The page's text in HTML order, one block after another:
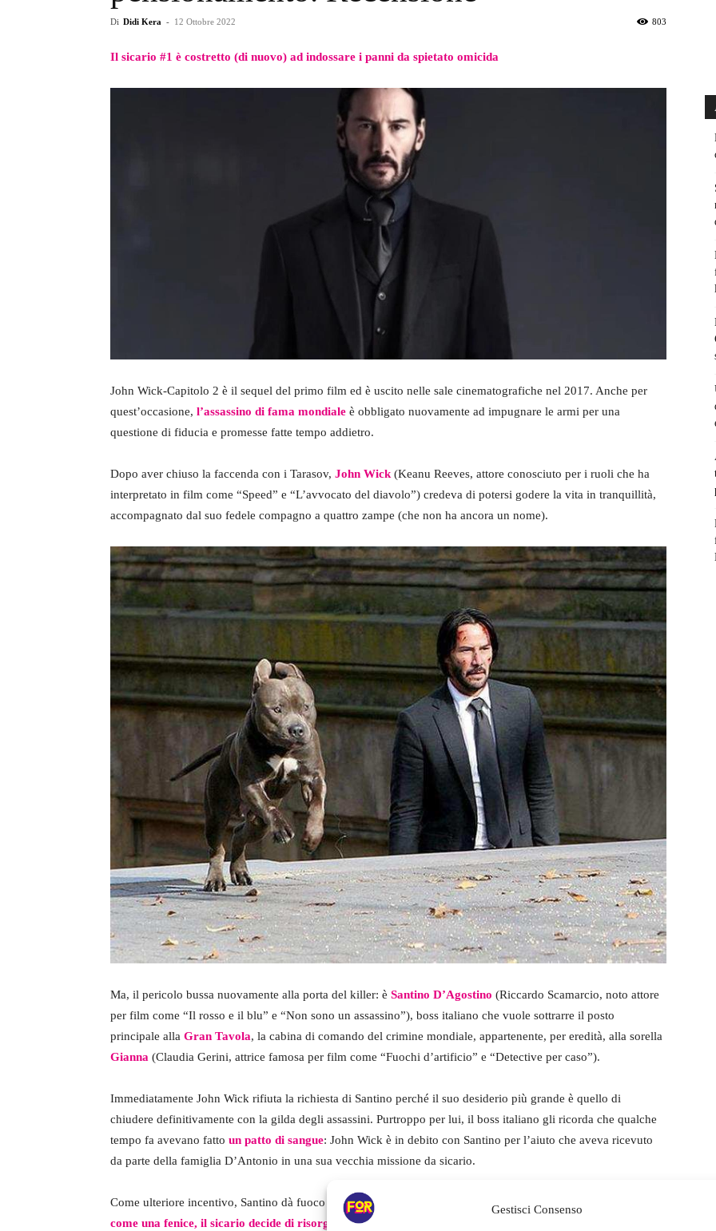
Gestisci Consenso
Di Didi Kera - 12 Ottobre 2022 803
Il sicario #1 è costretto (di nuovo) ad indossare i panni da spietato omicida
John Wick-Capitolo 2 è il sequel del primo film ed è uscito nelle sale cinematografiche nel 2017. Anche per
quest’occasione, l’assassino di fama mondiale è obbligato nuovamente ad impugnare le armi per una
questione di fiducia e promesse fatte tempo addietro.
Dopo aver chiuso la faccenda con i Tarasov, John Wick (Keanu Reeves, attore conosciuto per i ruoli che ha
interpretato in film come “Speed” e “L’avvocato del diavolo”) credeva di potersi godere la vita in tranquillità,
accompagnato dal suo fedele compagno a quattro zampe (che non ha ancora un nome).
Ma, il pericolo bussa nuovamente alla porta del killer: è Santino D’Agostino (Riccardo Scamarcio, noto attore
per film come “Il rosso e il blu” e “Non sono un assassino”), boss italiano che vuole sottrarre il posto
principale alla Gran Tavola, la cabina di comando del crimine mondiale, appartenente, per eredità, alla sorella
Gianna (Claudia Gerini, attrice famosa per film come “Fuochi d’artificio” e “Detective per caso”).
Immediatamente John Wick rifiuta la richiesta di Santino perché il suo desiderio più grande è quello di
chiudere definitivamente con la gilda degli assassini. Purtroppo per lui, il boss italiano gli ricorda che qualche
tempo fa avevano fatto un patto di sangue: John Wick è in debito con Santino per l’aiuto che aveva ricevuto
da parte della famiglia D’Antonio in una sua vecchia missione da sicario.
Come ulteriore incentivo, Santino dà fuoco alla casa di John Wick, riducendola a un mucchio di cenere.
come una fenice, il sicario decide di risorgere dalle sue ceneri e di onorare il suo debito.